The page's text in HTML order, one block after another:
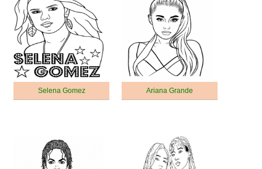
Selena Gomez Ariana Grande